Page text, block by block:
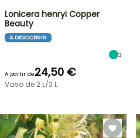
Lonicera henryi Copper
Beauty
A DESCOBRIR
3
A partir de24,50 €
Vaso de 2 L/3 L